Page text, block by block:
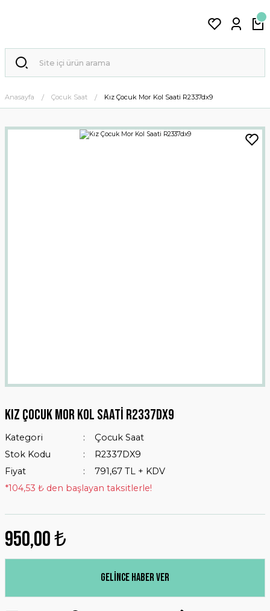
Anasayfa Çocuk Saat Kız Çocuk Mor Kol Saati R2337dx9
Kız Çocuk Mor Kol Saati R2337dx9
Kategori
Çocuk Saat
Stok Kodu
R2337DX9
Fiyat
791,67 TL + KDV
*104,53 ₺ den başlayan taksitlerle!
950,00 ₺
Gelince Haber Ver